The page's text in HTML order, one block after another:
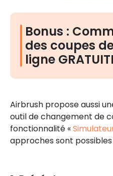
Bonus :
des coupes
ligne
Airbrush propose aussi
outil de changement de
fonctionnalité «
approches sont possibles